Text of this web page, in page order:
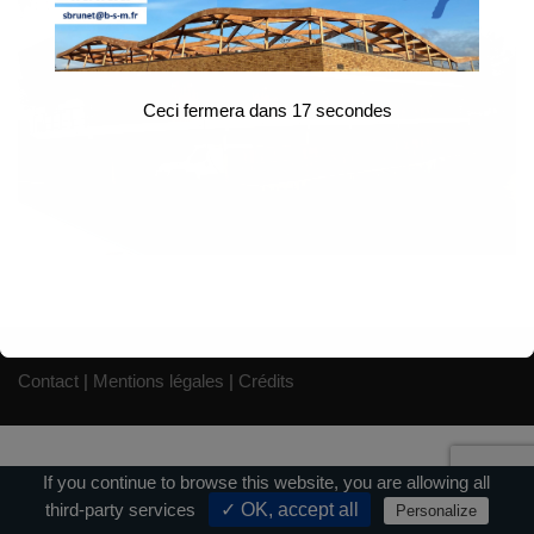
Contact Mentions légales Crédits
Ceci fermera dans 17secondes
If you continue to browse this website, you are allowing all
third-party services
✓ OK, accept all Personalize